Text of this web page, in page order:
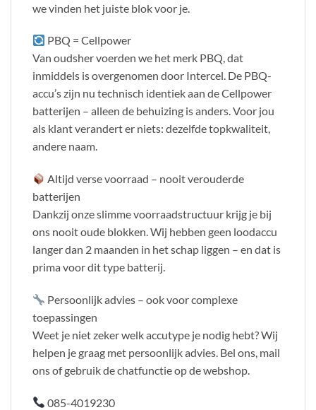
we vinden het juiste blok voor je.
PBQ = Cellpower
Van oudsher voerden we het merk PBQ, dat
inmiddels is overgenomen door Intercel. De PBQ-
accu’s zijn nu technisch identiek aan de Cellpower
batterijen – alleen de behuizing is anders. Voor jou
als klant verandert er niets: dezelfde topkwaliteit,
andere naam.
Altijd verse voorraad – nooit verouderde
batterijen
Dankzij onze slimme voorraadstructuur krijg je bij
ons nooit oude blokken. Wij hebben geen loodaccu
langer dan 2 maanden in het schap liggen – en dat is
prima voor dit type batterij.
Persoonlijk advies – ook voor complexe
toepassingen
Weet je niet zeker welk accutype je nodig hebt? Wij
helpen je graag met persoonlijk advies. Bel ons, mail
ons of gebruik de chatfunctie op de webshop.
085-4019230